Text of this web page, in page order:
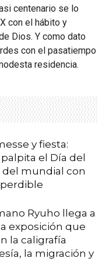
centenario se lo
con el hábito y
Dios. Y como dato
con el pasatiempo
residencia.
y fiesta:
el Día del
del mundial con
Ryuho llega a
exposición que
la caligrafía
la migración y